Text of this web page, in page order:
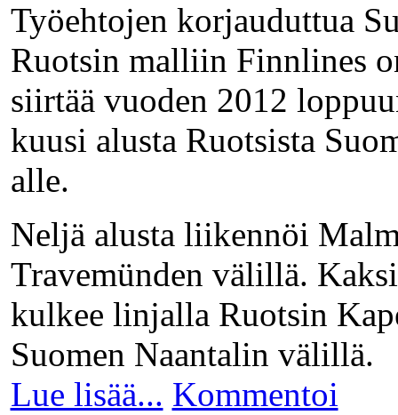
Työehtojen korjauduttua
Ruotsin malliin Finnlines
siirtää vuoden 2012
kuusi alusta Ruotsista
alle.
Neljä alusta liikennöi
Travemünden välillä.
kulkee linjalla Ruotsin
Suomen Naantalin välillä.
Lue lisää... Kommentoi